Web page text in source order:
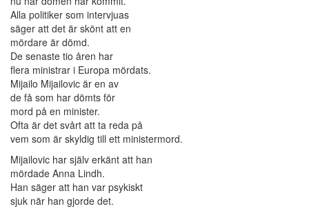
Alla politiker som intervjuas
säger att det är skönt att en
mördare är dömd.
De senaste tio åren har
flera ministrar i Europa mördats.
Mijailo Mijailovic är en av
de få som har dömts för
mord på en minister.
Ofta är det svårt att ta reda på
vem som är skyldig till ett ministermord.
Mijailovic har själv erkänt att han
mördade Anna Lindh.
Han säger att han var psykiskt
sjuk när han gjorde det.